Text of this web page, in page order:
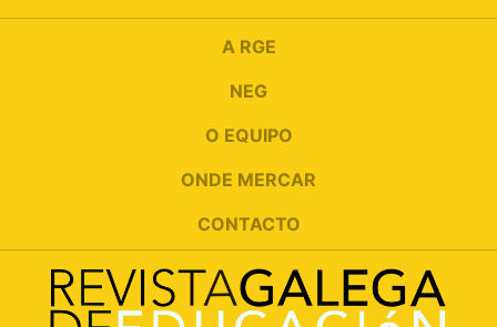
A RGE
NEG
O EQUIPO
ONDE MERCAR
CONTACTO